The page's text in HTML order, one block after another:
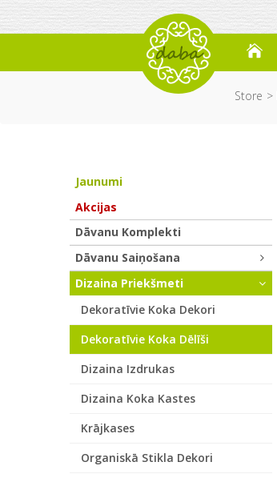
Store
Jaunumi
Akcijas
Dāvanu Komplekti
Dāvanu Saiņošana
Dizaina Priekšmeti
Dekoratīvie Koka Dekori
Dekoratīvie Koka Dēlīši
Dizaina Izdrukas
Dizaina Koka Kastes
Krājkases
Organiskā Stikla Dekori